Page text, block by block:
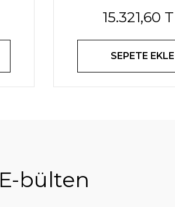
15.321,60
SEPETE EKLE
E-bülten